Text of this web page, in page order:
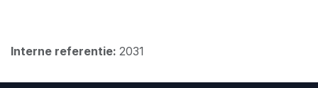
Interne referentie: 2031